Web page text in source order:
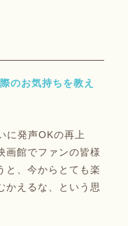
のお気持ちを教え
に発声OKの再上
画館でファンの皆様
と、今からとても楽
かえるな、という思